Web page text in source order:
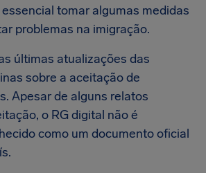
tomar algumas medidas
problemas na imigração.
últimas atualizações das
sobre a aceitação de
Apesar de alguns relatos
o RG digital não é
como um documento oficial